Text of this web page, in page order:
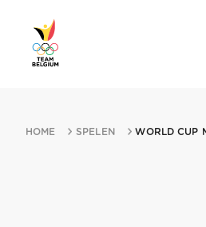
HOME SPELEN